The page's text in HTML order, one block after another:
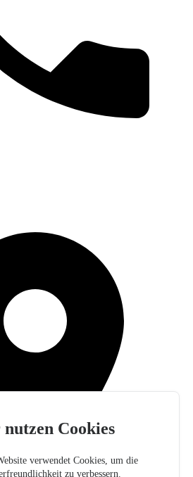
Cookies
verwendet Cookies, um die
zu verbessern.